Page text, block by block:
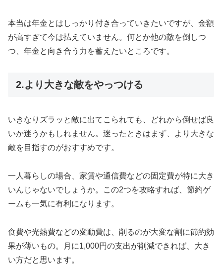
本当は年金とはしっかり付き合っていきたいですが、金額
が高すぎて今は払えていません。何とか他の敵を倒しつ
つ、年金と向き合う力を蓄えたいところです。
2.より大きな敵をやっつける
いきなりズラッと敵に出てこられても、どれから倒せば良
いか迷うかもしれません。迷ったときはまず、より大きな
敵を目指すのがおすすめです。
一人暮らしの場合、家賃や通信費などの固定費が特に大き
いんじゃないでしょうか。この2つを攻略すれば、節約ゲ
ームも一気に有利になります。
食費や光熱費などの変動費は、削るのが大変な割に節約効
果が薄いもの。月に1,000円の支出が削減できれば、大き
い方だと思います。